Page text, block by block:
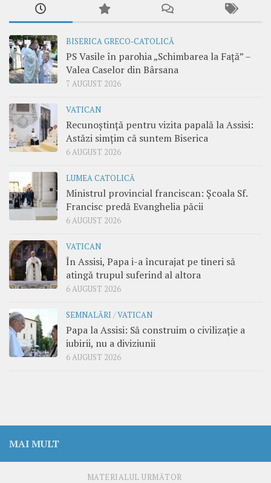
BISERICA GRECO-CATOLICĂ
PS Vasile în parohia „Schimbarea la Față” –
Valea Caselor din Bârsana
7 AUGUST 2026
VATICAN
Recunoștință pentru vizita papală la Assisi:
Astăzi simțim că suntem Biserica
6 AUGUST 2026
LUMEA CATOLICĂ
Ministrul provincial franciscan: Școala Sf.
Francisc predă Evanghelia păcii
6 AUGUST 2026
VATICAN
În Assisi, Papa i-a încurajat pe tineri să
atingă trupul suferind al altora
6 AUGUST 2026
SEMNALĂRI /VATICAN
Papa la Assisi: Să construim o civilizație a
iubirii, nu a diviziunii
6 AUGUST 2026
MAI MULT
MATERIALUL URMĂTOR